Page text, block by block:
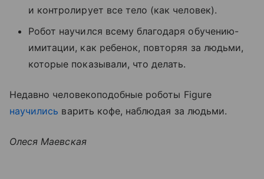
и контролирует все тело (как человек).
Робот научился всему благодаря обучению-
имитации, как ребенок, повторяя за людьми,
которые показывали, что делать.
Недавно человекоподобные роботы Figure
научились варить кофе, наблюдая за людьми.
Олеся Маевская